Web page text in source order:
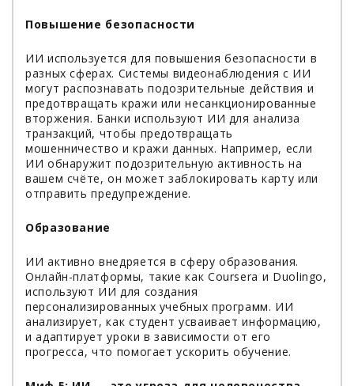
Повышение безопасности
ИИ используется для повышения безопасности в
разных сферах. Системы видеонаблюдения с ИИ
могут распознавать подозрительные действия и
предотвращать кражи или несанкционированные
вторжения. Банки используют ИИ для анализа
транзакций, чтобы предотвращать
мошенничество и кражи данных. Например, если
ИИ обнаружит подозрительную активность на
вашем счёте, он может заблокировать карту или
отправить предупреждение.
Образование
ИИ активно внедряется в сферу образования.
Онлайн-платформы, такие как Coursera и Duolingo,
используют ИИ для создания
персонализированных учебных программ. ИИ
анализирует, как студент усваивает информацию,
и адаптирует уроки в зависимости от его
прогресса, что помогает ускорить обучение.